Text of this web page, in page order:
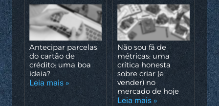
Antecipar parcelas
do cartão de
crédito: uma boa
ideia?
Leia mais »
Não sou fã de
métricas: uma
crítica honesta
sobre criar (e
vender) no
mercado de hoje
Leia mais »